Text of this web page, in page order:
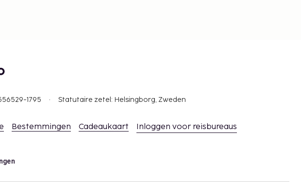
1795 Statutaire zetel: Helsingborg, Zweden
Bestemmingen Cadeaukaart Inloggen voor reisbureaus